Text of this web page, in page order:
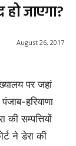
हो जाएगा?
August 26, 2017
पर जहां
हरियाणा
की सम्पत्तियों
ने डेरा की